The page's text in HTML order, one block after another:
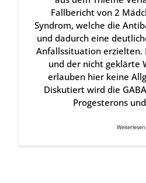
Fallbericht von 2
Syndrom, welche die
und dadurch eine
Anfallssituation erzielten.
und der nicht geklärte
erlauben hier keine
Diskutiert wird die
Progesterons
Weiterlesen